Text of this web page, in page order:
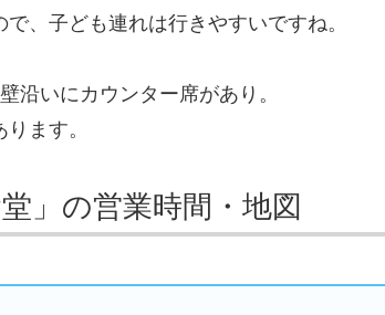
、子ども連れは行きやすいですね。
沿いにカウンター席があり。
ます。
堂」の営業時間・地図